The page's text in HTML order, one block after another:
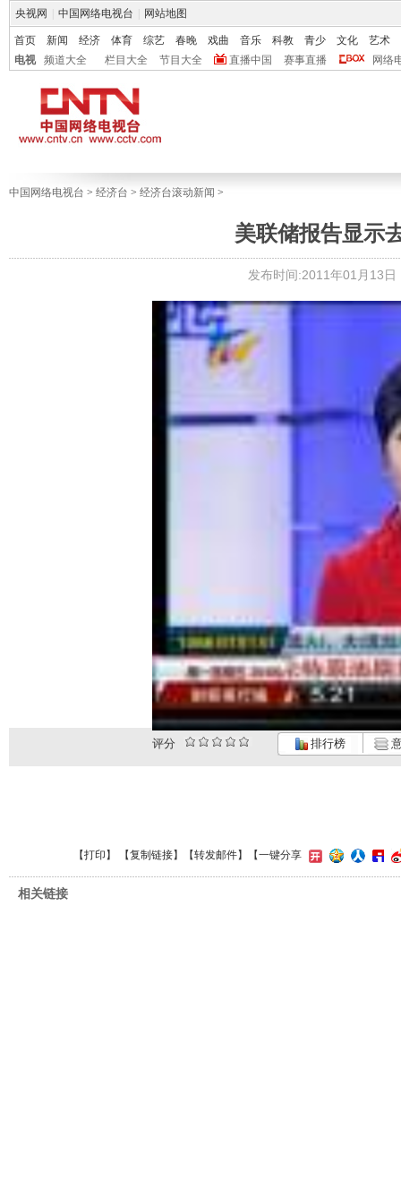
央视网 中国网络电视台 网站地图
首页 新闻 经济 体育 综艺 春晚 戏曲 音乐 科教 青少 文化
艺术
电视
频道大全 栏目大全 节目大全 直播中国 赛事直播 网络
中国网络电视台 > 经济台 > 经济台滚动新闻 >
美联储报告显示
发布时间:2011年01月13
评分 排行榜
【打印 】 【复制链接】【转发邮件】 【一键分享
相关链接